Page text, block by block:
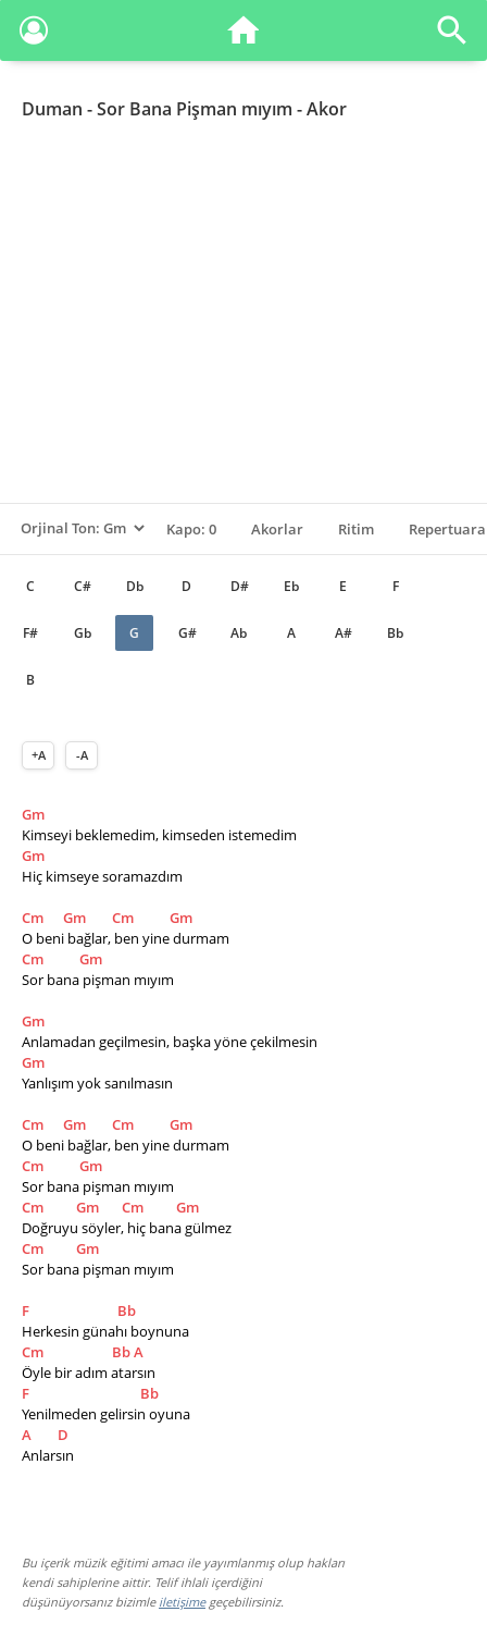
Duman - Sor Bana Pişman mıyım - Akor
Kapo: 0 Akorlar Ritim
C C# Db D D# Eb E F
F# Gb G G# Ab A A# Bb
B
+A -A
Gm
Kimseyi beklemedim, kimseden istemedim
Gm
Hiç kimseye soramazdım
Cm Gm Cm
Gm
O beni bağlar, ben yine durmam
Cm
Gm
Sor bana pişman mıyım
Gm
Anlamadan geçilmesin, başka yöne çekilmesin
Gm
Yanlışım yok sanılmasın
Cm Gm Cm
Gm
O beni bağlar, ben yine durmam
Cm
Gm
Sor bana pişman mıyım
Cm
Gm Cm
Gm
Doğruyu söyler, hiç bana gülmez
Cm
Gm
Sor bana pişman mıyım
F
Bb
Herkesin günahı boynuna
Cm
BbA
Öyle bir adım atarsın
F
Bb
Yenilmeden gelirsin oyuna
A
D
Anlarsın
Bu içerik müzik eğitimi amacı ile yayımlanmış olup hakları
kendi sahiplerine aittir. Telif ihlali içerdiğini
düşünüyorsanız bizimle iletişimegeçebilirsiniz.